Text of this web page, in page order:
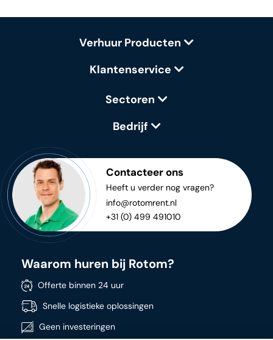
Verhuur Producten
Klantenservice
Sectoren
Bedrijf
Contacteer ons
Heeft u verder nog vragen?
info@rotomrent.nl
+31 (0) 499 491010
Waarom huren bij Rotom?
Offerte binnen 24 uur
Snelle logistieke oplossingen
Geen investeringen